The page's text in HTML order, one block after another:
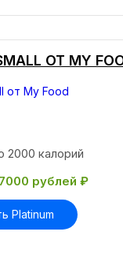
ОТ MY
2000 калорий
рублей ₽
Platinum